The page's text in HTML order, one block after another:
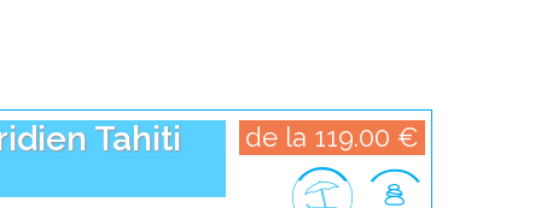
Tahiti
de la 119.00 €